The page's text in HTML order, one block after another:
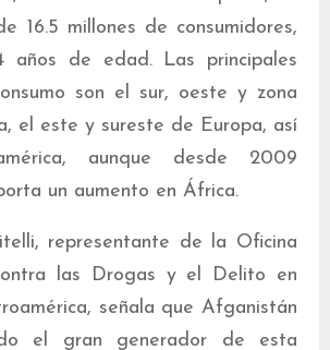
16.5 millones de consumidores,
años de edad. Las principales
son el sur, oeste y zona
el este y sureste de Europa, así
aunque desde 2009
un aumento en África.
representante de la Oficina
las Drogas y el Delito en
señala que Afganistán
el gran generador de esta